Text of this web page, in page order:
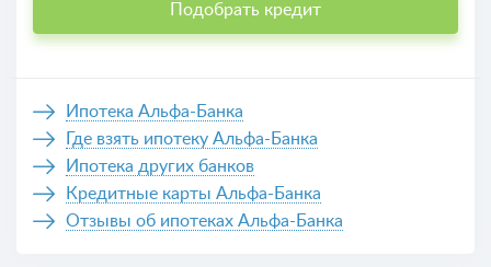
Подобрать кредит
Ипотека Альфа-Банка
Где взять ипотеку Альфа-Банка
Ипотека других банков
Кредитные карты Альфа-Банка
Отзывы об ипотеках Альфа-Банка